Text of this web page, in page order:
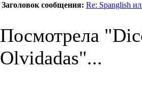
Заголовок сообщения: Re: Spanglish
Посмотрела
Olvidadas"...